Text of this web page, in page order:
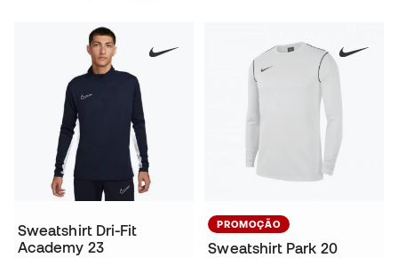
Sweatshirt Dri-Fit
Academy 23
PROMOÇÃO
Sweatshirt Park 20